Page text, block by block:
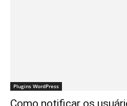
Plugins WordPress
Como notificar os